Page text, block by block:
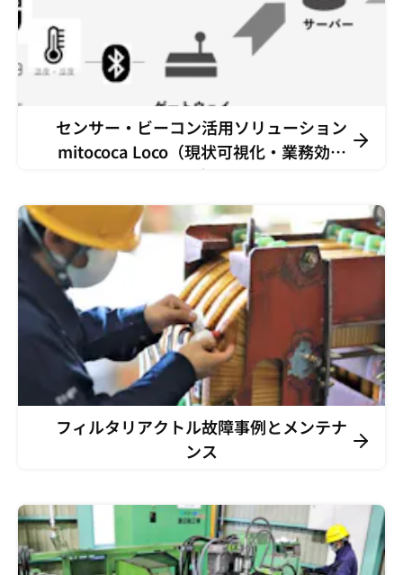
センサー・ビーコン活用ソリューション
mitococa Loco（現状可視化・業務効率
化）
フィルタリアクトル故障事例とメンテナ
ンス